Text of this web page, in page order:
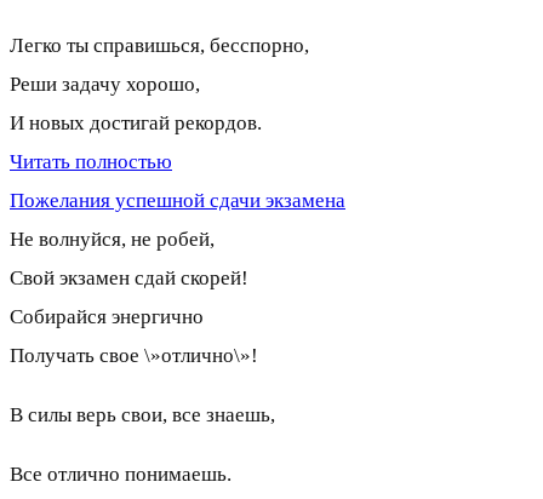
Легко ты справишься, бесспорно,
Реши задачу хорошо,
И новых достигай рекордов.
Читать полностью
Пожелания успешной сдачи экзамена
Не волнуйся, не робей,
Свой экзамен сдай скорей!
Собирайся энергично
Получать свое \»отлично\»!
В силы верь свои, все знаешь,
Все отлично понимаешь.